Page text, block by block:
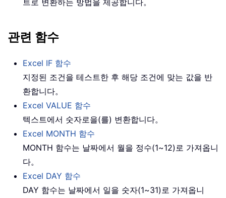
관련 함수
Excel IF 함수
지정된 조건을 테스트한 후 해당 조건에 맞는 값을 반
환합니다。
Excel VALUE 함수
텍스트에서 숫자로을(를) 변환합니다。
Excel MONTH 함수
MONTH 함수는 날짜에서 월을 정수(1~12)로 가져옵니
다。
Excel DAY 함수
DAY 함수는 날짜에서 일을 숫자(1~31)로 가져옵니